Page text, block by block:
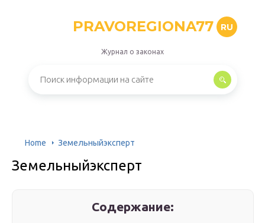
PRAVOREGIONA77 RU
Журнал о законах
Home Земельныйэксперт
Земельныйэксперт
Содержание: